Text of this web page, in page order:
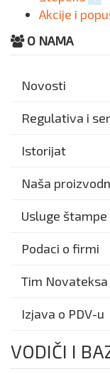
Akcije i
O NAMA
Novosti
Regulativa i
Istorijat
Naša
Usluge štampe
Podaci o firmi
Tim Novateksa
Izjava o PDV-u
VODIČI I